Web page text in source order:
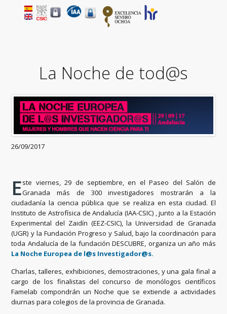
La Noche de tod@s
26/09/2017
Este viernes, 29 de septiembre, en el Paseo del Salón de
Granada más de 300 investigadores mostrarán a la
ciudadanía la ciencia pública que se realiza en esta ciudad. El
Instituto de Astrofísica de Andalucía (IAA-CSIC) , junto a la Estación
Experimental del Zaidín (EEZ-CSIC), la Universidad de Granada
(UGR) y la Fundación Progreso y Salud, bajo la coordinación para
toda Andalucía de la fundación DESCUBRE, organiza un año más
La Noche Europea de l@s Investigador@s.
Charlas, talleres, exhibiciones, demostraciones, y una gala final a
cargo de los finalistas del concurso de monólogos científicos
Famelab compondrán un Noche que se extiende a actividades
diurnas para colegios de la provincia de Granada.